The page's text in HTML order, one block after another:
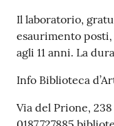
o
n
l
n
e
A
Il laboratorio,
esaurimento
agli 11 anni. La
Info Biblioteca
Via del Prione, 238